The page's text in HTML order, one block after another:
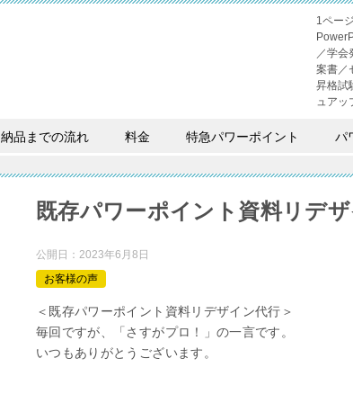
1ペー
／学会
案書／
昇格試
ュアッ
納品までの流れ 料金 特急パワーポイント パ
既存パワーポイント資料リデ
公開日： 2023年6月8日
お客様の声
＜既存パワーポイント資料リデザイン代行＞
毎回ですが、「さすがプロ！」の一言です。
いつもありがとうございます。